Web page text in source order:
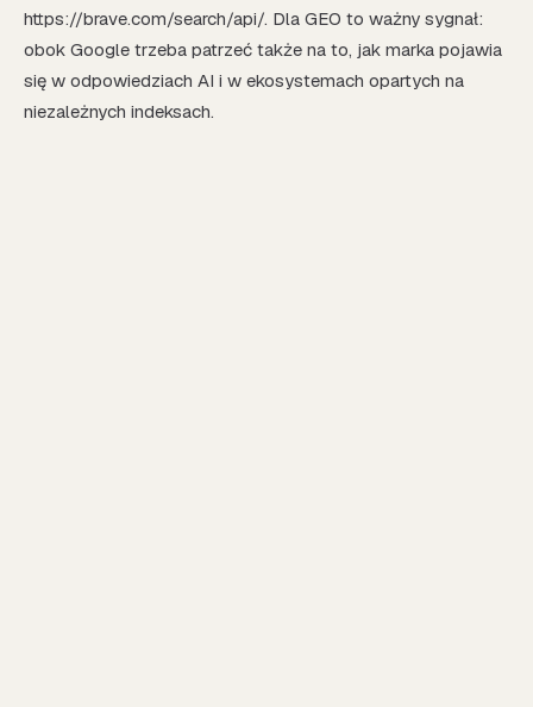
https://brave.com/search/api/. Dla GEO to ważny sygnał:
obok Google trzeba patrzeć także na to, jak marka pojawia
się w odpowiedziach AI i w ekosystemach opartych na
niezależnych indeksach.